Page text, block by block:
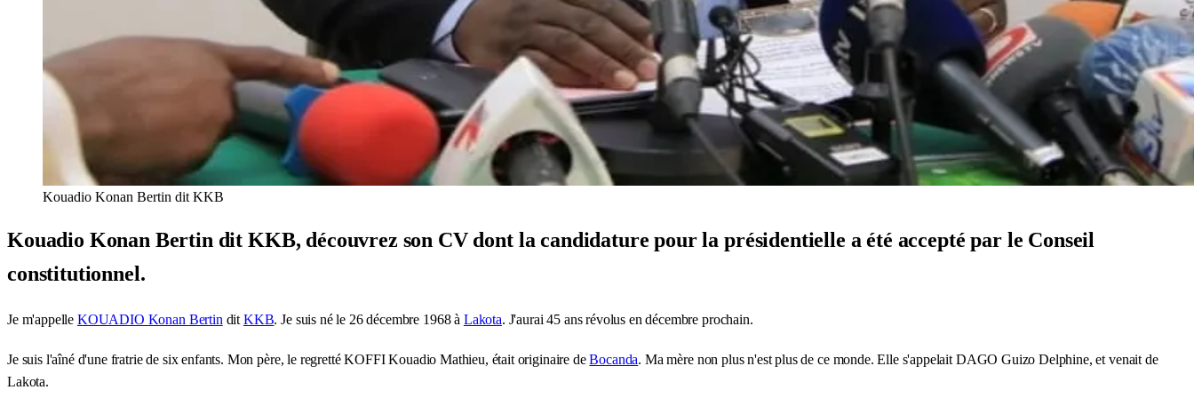
Kouadio Konan Bertin dit KKB
Kouadio Konan Bertin dit KKB, découvrez son CV dont la candidature pour la présidentielle a été accepté par le Conseil
constitutionnel.
Je m'appelle KOUADIO Konan Bertin dit KKB. Je suis né le 26 décembre 1968 à Lakota. J'aurai 45 ans révolus en décembre prochain.
Je suis l'aîné d'une fratrie de six enfants. Mon père, le regretté KOFFI Kouadio Mathieu, était originaire deBocanda. Ma mère non plus n'est plus de ce monde. Elle s'appelait DAGO Guizo Delphine, et venait de
Lakota.